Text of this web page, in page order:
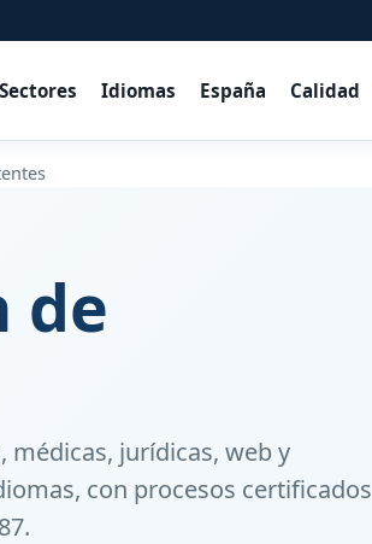
Sectores Idiomas España Calidad
de
médicas, jurídicas, web y
con procesos certificados